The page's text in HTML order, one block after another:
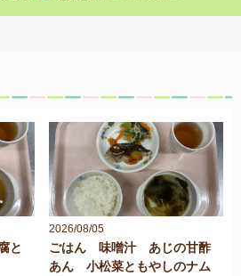
と
2026/08/05
ごはん 味噌汁 あじの甘酢
あん 小松菜ともやしのナム